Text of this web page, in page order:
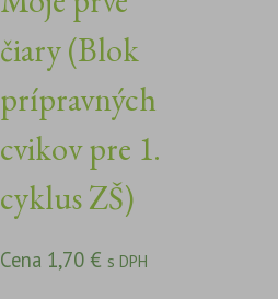
čiary (Blok
prípravných
cvikov pre 1.
cyklus ZŠ)
Cena 1,70 € s DPH